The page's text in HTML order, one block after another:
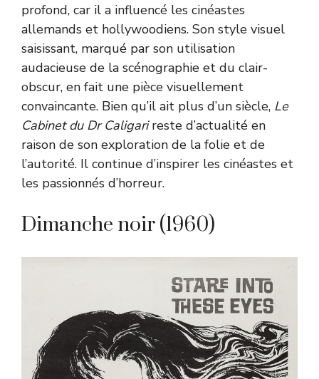
profond, car il a influencé les cinéastes
allemands et hollywoodiens. Son style visuel
saisissant, marqué par son utilisation
audacieuse de la scénographie et du clair-
obscur, en fait une pièce visuellement
convaincante. Bien qu’il ait plus d’un siècle, Le
Cabinet du Dr Caligarireste d’actualité en
raison de son exploration de la folie et de
l’autorité. Il continue d’inspirer les cinéastes et
les passionnés d’horreur.
Dimanche noir (1960)